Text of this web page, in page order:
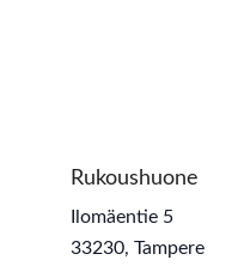
Rukoushuone
Ilomäentie 5
33230, Tampere